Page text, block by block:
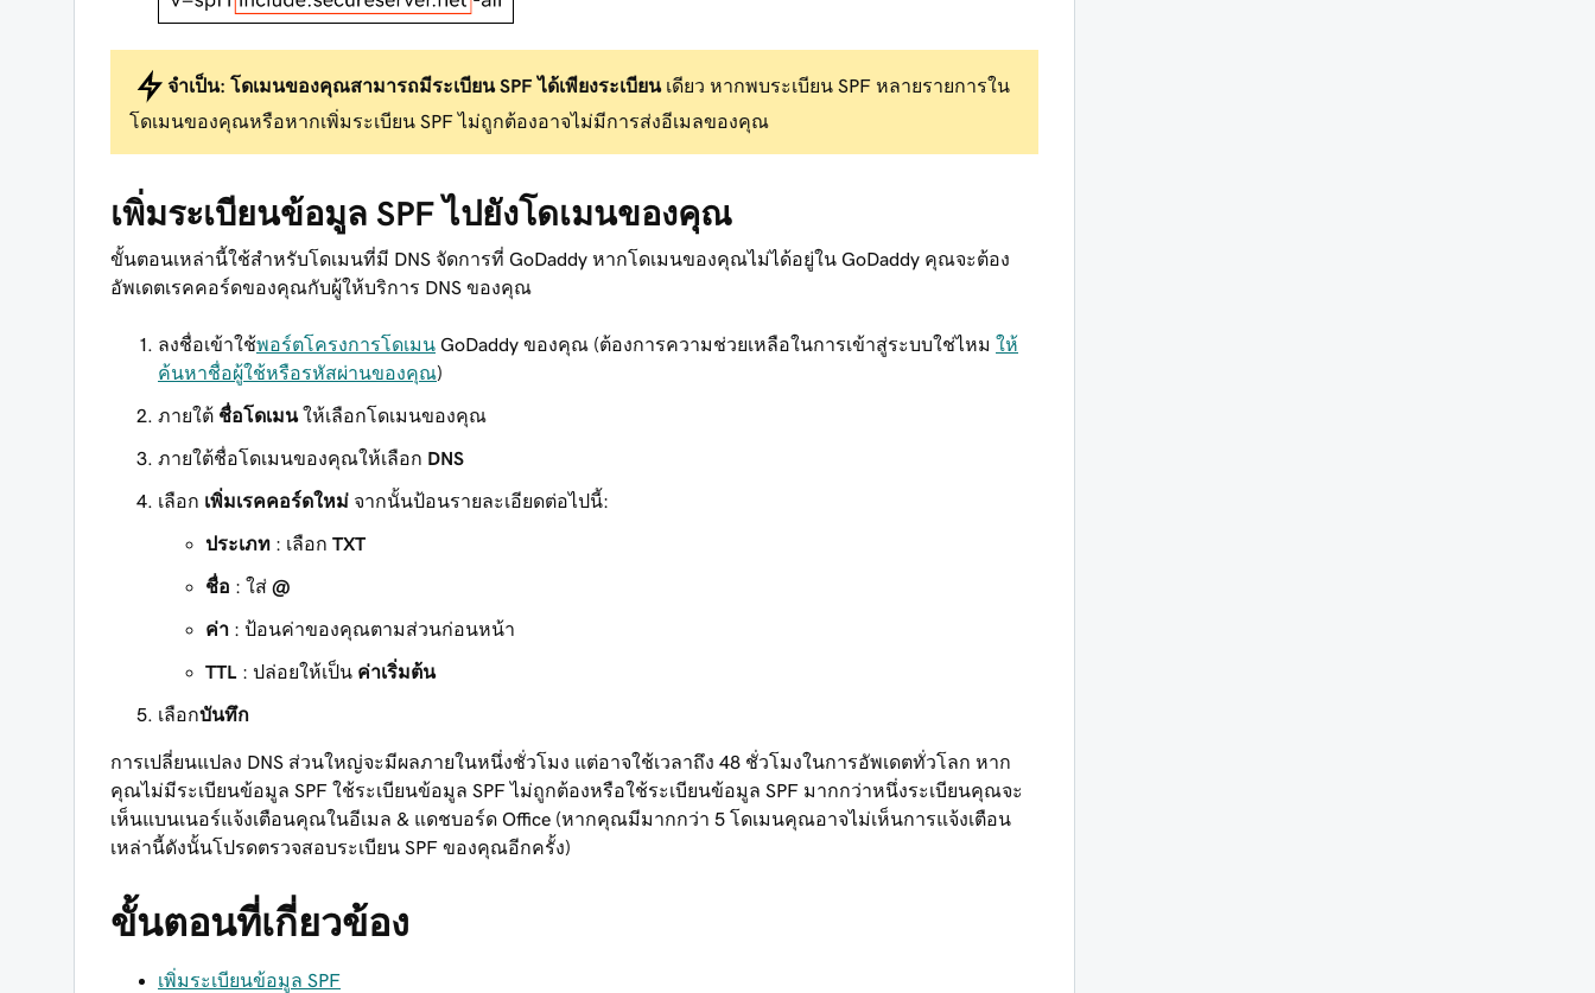
จำเป็น: โดเมนของคุณสามารถมีระเบียน SPF ได้เพียงระเบียนเดียว หากพบระเบียน SPF หลายรายการใน
โดเมนของคุณหรือหากเพิ่มระเบียน SPF ไม่ถูกต้องอาจไม่มีการส่งอีเมลของคุณ
เพิ่มระเบียนข้อมูล SPF ไปยังโดเมนของคุณ
ขั้นตอนเหล่านี้ใช้สำหรับโดเมนที่มี DNS จัดการที่ GoDaddy หากโดเมนของคุณไม่ได้อยู่ใน GoDaddy คุณจะต้อง
อัพเดตเรคคอร์ดของคุณกับผู้ให้บริการ DNS ของคุณ
ลงชื่อเข้าใช้พอร์ตโครงการโดเมน GoDaddy ของคุณ (ต้องการความช่วยเหลือในการเข้าสู่ระบบใช่ไหม ให้
ค้นหาชื่อผู้ใช้หรือรหัสผ่านของคุณ)
ภายใต้ ชื่อโดเมนให้เลือกโดเมนของคุณ
ภายใต้ชื่อโดเมนของคุณให้เลือก DNS
เลือก เพิ่มเรคคอร์ดใหม่ จากนั้นป้อนรายละเอียดต่อไปนี้:
ประเภท : เลือก TXT
ชื่อ : ใส่ @
ค่า : ป้อนค่าของคุณตามส่วนก่อนหน้า
TTL : ปล่อยให้เป็น ค่าเริ่มต้น
เลือกบันทึก
การเปลี่ยนแปลง DNS ส่วนใหญ่จะมีผลภายในหนึ่งชั่วโมง แต่อาจใช้เวลาถึง 48 ชั่วโมงในการอัพเดตทั่วโลก หาก
คุณไม่มีระเบียนข้อมูล SPF ใช้ระเบียนข้อมูล SPF ไม่ถูกต้องหรือใช้ระเบียนข้อมูล SPF มากกว่าหนึ่งระเบียนคุณจะ
เห็นแบนเนอร์แจ้งเตือนคุณในอีเมล & แดชบอร์ด Office (หากคุณมีมากกว่า 5 โดเมนคุณอาจไม่เห็นการแจ้งเตือน
เหล่านี้ดังนั้นโปรดตรวจสอบระเบียน SPF ของคุณอีกครั้ง)
ขั้นตอนที่เกี่ยวข้อง
เพิ่มระเบียนข้อมูล SPF